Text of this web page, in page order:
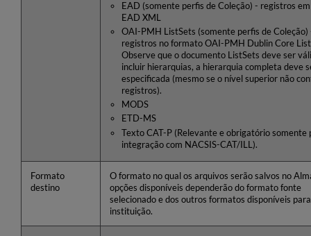
EAD (somente perfis de Coleção) - registros
EAD XML
OAI-PMH ListSets (somente perfis de Coleção)
registros no formato OAI-PMH Dublin Core
Observe que o documento ListSets deve ser
incluir hierarquias, a hierarquia completa deve
especificada (mesmo se o nível superior não
registros).
MODS
ETD-MS
Texto CAT-P (Relevante e obrigatório somente
integração com NACSIS-CAT/ILL).
Formato
destino
O formato no qual os arquivos serão salvos no
opções disponíveis dependerão do formato fonte
selecionado e dos outros formatos disponíveis
instituição.